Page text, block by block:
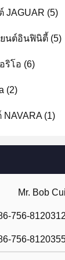
JAGUAR (5)
ยนต์อินฟินิตี้ (5)
ริโอ (6)
(2)
NAVARA(1)
Mr. Bob Cui
756-8120312
756-